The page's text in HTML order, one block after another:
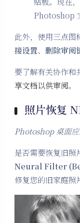
Photoshop
此外，使用三点图
接设置、 删除审阅
要了解有关协作和
享文档以供审阅。
照片恢复
Photoshop 桌面
是否需要恢复旧照
Neural Filter
修复您的旧家庭照